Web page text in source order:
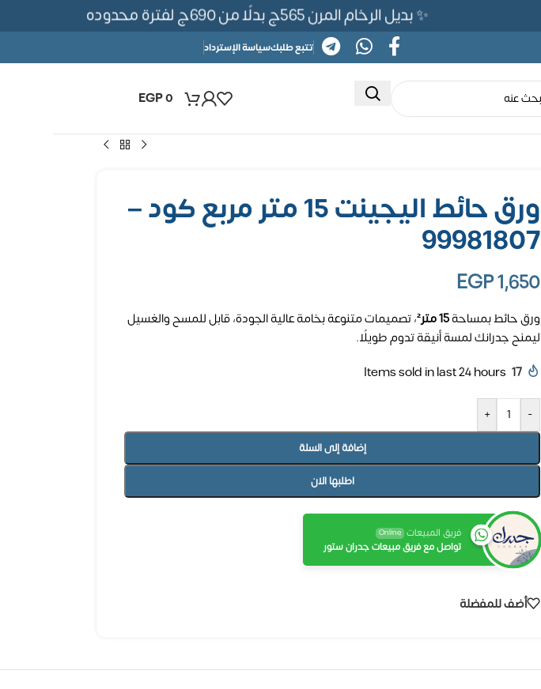
✨ بديل الرخام المرن 565ج بدلًا من 690ج لفترة محدوده
تتبع طلبكسياسة الإسترداد
EGP0
ورق حائط اليجينت 15 متر مربع كود –
99981807
EGP1,650
ورق حائط بمساحة15 متر²
، تصميمات متنوعة بخامة عالية الجودة، قابل للمسح والغسيل
ليمنح جدرانك لمسة أنيقة تدوم طويلًا.
17
Items sold in last 24 hours
-
+
إضافة إلى السلة
اطلبها الان
فريق المبيعات Online
تواصل مع فريق مبيعات جدران ستور
أضف للمفضلة